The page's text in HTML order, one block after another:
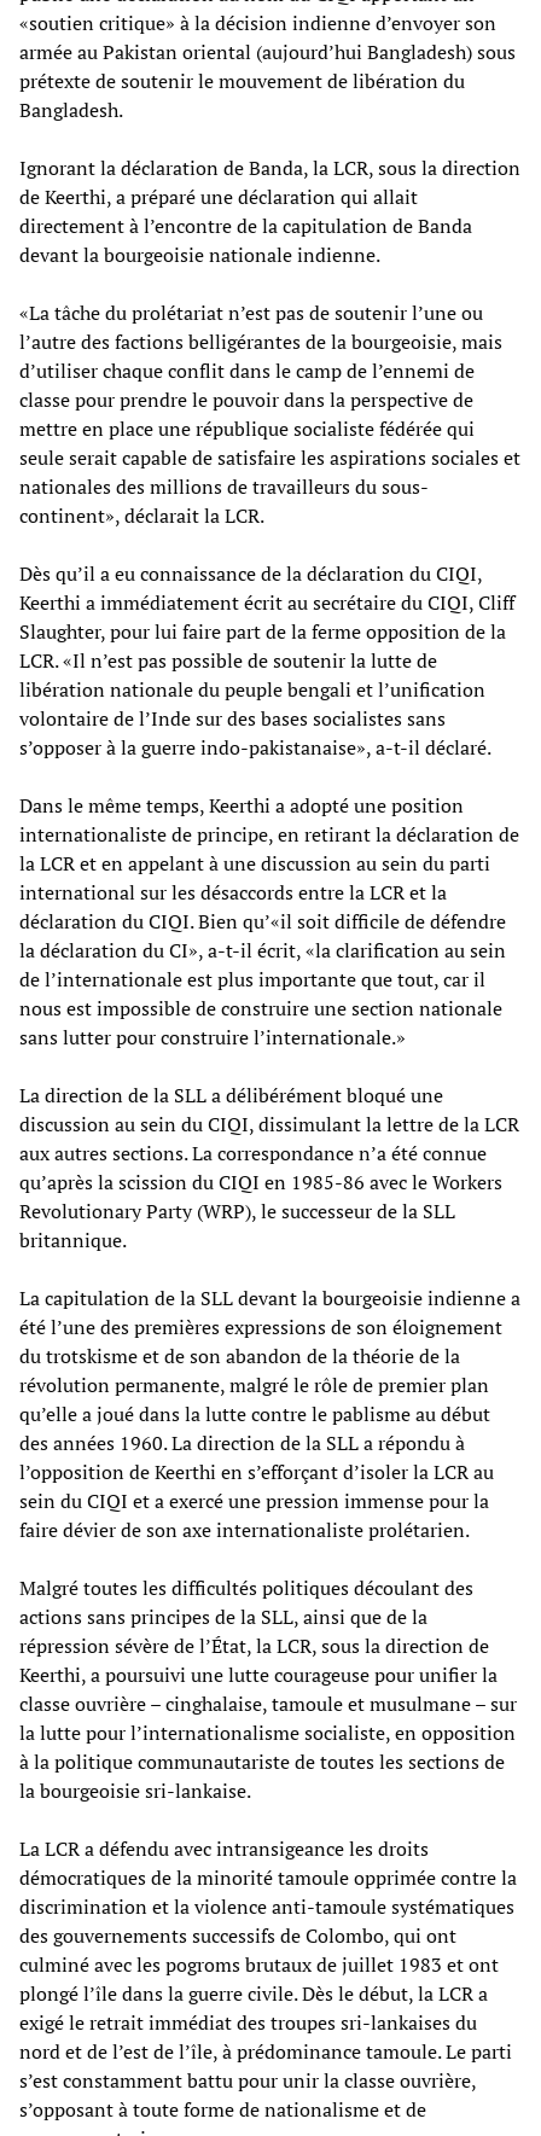
«soutien critique» à la décision indienne d’envoyer son
armée au Pakistan oriental (aujourd’hui Bangladesh) sous
prétexte de soutenir le mouvement de libération du
Bangladesh.
Ignorant la déclaration de Banda, la LCR, sous la direction
de Keerthi, a préparé une déclaration qui allait
directement à l’encontre de la capitulation de Banda
devant la bourgeoisie nationale indienne.
«La tâche du prolétariat n’est pas de soutenir l’une ou
l’autre des factions belligérantes de la bourgeoisie, mais
d’utiliser chaque conflit dans le camp de l’ennemi de
classe pour prendre le pouvoir dans la perspective de
mettre en place une république socialiste fédérée qui
seule serait capable de satisfaire les aspirations sociales et
nationales des millions de travailleurs du sous-
continent», déclarait la LCR.
Dès qu’il a eu connaissance de la déclaration du CIQI,
Keerthi a immédiatement écrit au secrétaire du CIQI, Cliff
Slaughter, pour lui faire part de la ferme opposition de la
LCR. «Il n’est pas possible de soutenir la lutte de
libération nationale du peuple bengali et l’unification
volontaire de l’Inde sur des bases socialistes sans
s’opposer à la guerre indo-pakistanaise», a-t-il déclaré.
Dans le même temps, Keerthi a adopté une position
internationaliste de principe, en retirant la déclaration de
la LCR et en appelant à une discussion au sein du parti
international sur les désaccords entre la LCR et la
déclaration du CIQI. Bien qu’«il soit difficile de défendre
la déclaration du CI», a-t-il écrit, «la clarification au sein
de l’internationale est plus importante que tout, car il
nous est impossible de construire une section nationale
sans lutter pour construire l’internationale.»
La direction de la SLL a délibérément bloqué une
discussion au sein du CIQI, dissimulant la lettre de la LCR
aux autres sections. La correspondance n’a été connue
qu’après la scission du CIQI en 1985-86 avec le Workers
Revolutionary Party (WRP), le successeur de la SLL
britannique.
La capitulation de la SLL devant la bourgeoisie indienne a
été l’une des premières expressions de son éloignement
du trotskisme et de son abandon de la théorie de la
révolution permanente, malgré le rôle de premier plan
qu’elle a joué dans la lutte contre le pablisme au début
des années 1960. La direction de la SLL a répondu à
l’opposition de Keerthi en s’efforçant d’isoler la LCR au
sein du CIQI et a exercé une pression immense pour la
faire dévier de son axe internationaliste prolétarien.
Malgré toutes les difficultés politiques découlant des
actions sans principes de la SLL, ainsi que de la
répression sévère de l’État, la LCR, sous la direction de
Keerthi, a poursuivi une lutte courageuse pour unifier la
classe ouvrière – cinghalaise, tamoule et musulmane – sur
la lutte pour l’internationalisme socialiste, en opposition
à la politique communautariste de toutes les sections de
la bourgeoisie sri-lankaise.
La LCR a défendu avec intransigeance les droits
démocratiques de la minorité tamoule opprimée contre la
discrimination et la violence anti-tamoule systématiques
des gouvernements successifs de Colombo, qui ont
culminé avec les pogroms brutaux de juillet 1983 et ont
plongé l’île dans la guerre civile. Dès le début, la LCR a
exigé le retrait immédiat des troupes sri-lankaises du
nord et de l’est de l’île, à prédominance tamoule. Le parti
s’est constamment battu pour unir la classe ouvrière,
s’opposant à toute forme de nationalisme et de